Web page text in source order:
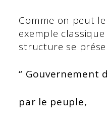
Comme on peut
exemple
structure se
“ Gouvernement
par le peuple,